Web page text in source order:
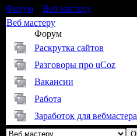
Форум
Веб мастеру
Веб мастеру
Форум
Раскрутка сайтов
Разговоры про uCoz
Вакансии
Работа
Заработок для вебмастера